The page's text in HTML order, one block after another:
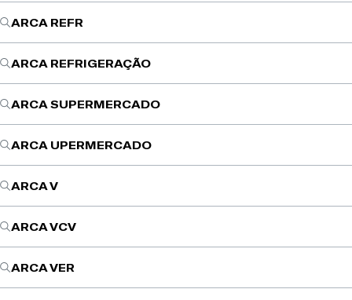
ARCA REFR
ARCA REFRIGERAÇÃO
ARCA SUPERMERCADO
ARCA UPERMERCADO
ARCA V
ARCA VCV
ARCA VER